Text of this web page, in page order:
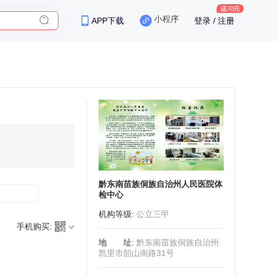
APP下载 小程序 登录 / 注册
手机购买:
黔东南苗族侗族自治州人民医院体
检中心
机构等级: 公立三甲
地址: 黔东南苗族侗族自治州
凯里市韶山南路31号